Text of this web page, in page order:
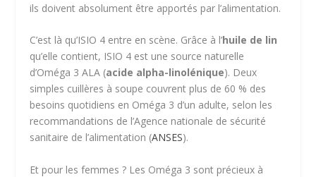
ils doivent absolument être apportés par l’alimentation.
C’est là qu’ISIO 4 entre en scène. Grâce à l’huile de lin
qu’elle contient, ISIO 4 est une source naturelle
d’Oméga 3 ALA (acide alpha-linolénique). Deux
simples cuillères à soupe couvrent plus de 60 % des
besoins quotidiens en Oméga 3 d’un adulte, selon les
recommandations de l’Agence nationale de sécurité
sanitaire de l’alimentation (ANSES).
Et pour les femmes ? Les Oméga 3 sont précieux à